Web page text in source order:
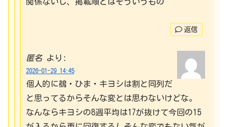
返信
匿名 より:
2026-01-29 14:45
個人的に鵺・ひま・キヨシは割と同列だ
と思ってるからそんな変とは思わないけどな。
なんならキヨシの8週平均は17が抜けて今回の15